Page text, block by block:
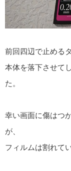
前回四辺で止める
本体を落下させて
た。
幸い画面に傷はつ
が、
フィルムは割れて